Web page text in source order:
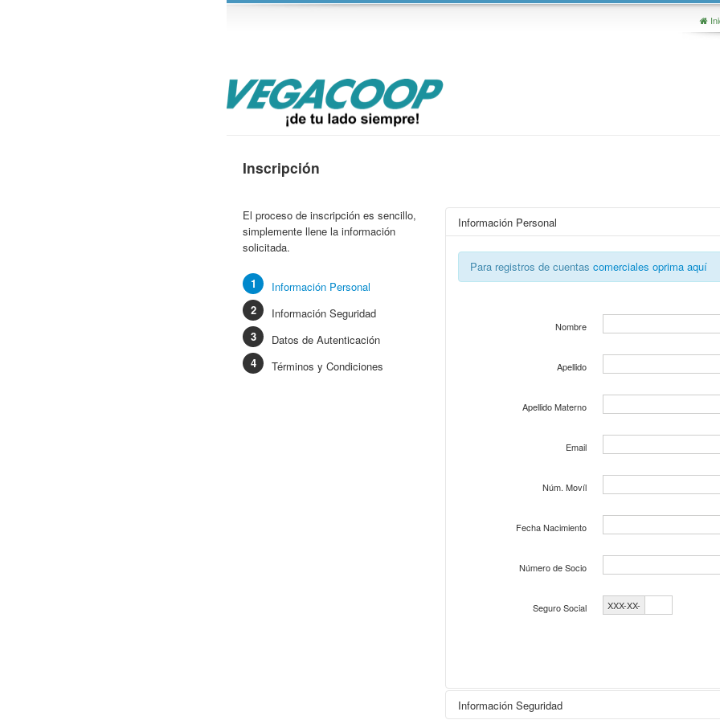
Inscripción
El proceso de inscripción es sencillo,
simplemente llene la información
solicitada.
Información Personal
Información Seguridad
Datos de Autenticación
Términos y Condiciones
Información Personal
Para registros de cuentas comerciales oprima aquí
Nombre
Apellido
Apellido Materno
Email
Núm. Movíl
Fecha Nacimiento
Número de Socio
Seguro Social XXX-XX-
Información Seguridad